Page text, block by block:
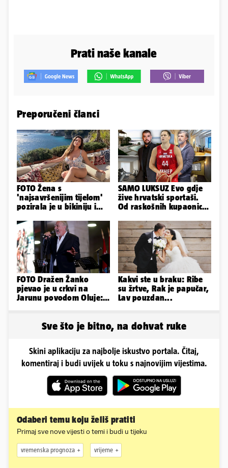
Prati naše kanale
Preporučeni članci
FOTO Žena s
'najsavršenijim tijelom'
pozirala je u bikiniju i
obline...
SAMO LUKSUZ Evo gdje
žive hrvatski sportaši.
Od raskošnih kupaonica
FOTO Dražen Žanko
pjevao je u crkvi na
Jarunu povodom Oluje:
Kakvi ste u braku: Ribe
su žrtve, Rak je papučar,
Lav pouzdan...
Sve što je bitno, na dohvat ruke
Skini aplikaciju za najbolje iskustvo portala. Čitaj,
komentiraj i budi uvijek u toku s najnovijim vijestima.
Odaberi temu koju želiš pratiti
Primaj sve nove vijesti o temi i budi u tijeku
vremenska prognoza vrijeme